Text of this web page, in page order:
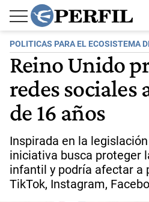
POLITICAS PARA EL ECOSISTEMA
Reino Unido
redes sociales
de 16 años
Inspirada en la
iniciativa busca proteger
infantil y podría afectar a
TikTok, Instagram,